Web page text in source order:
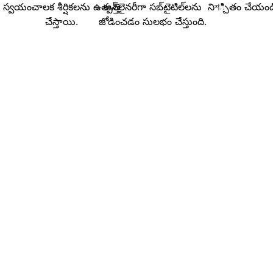
స్వయంచాలక శీర్షికలను ఉత్పత్తి
చేస్తాయి.
ఆన్‌లైనరీగా సబ్‌టైటిల్‌లను
జోడించడం సులభం చేస్తుంది.
నిশ్చితం